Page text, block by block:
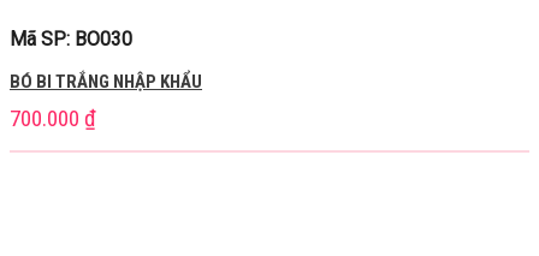
Mã SP: BO030
BÓ BI TRẮNG NHẬP KHẨU
700.000 ₫